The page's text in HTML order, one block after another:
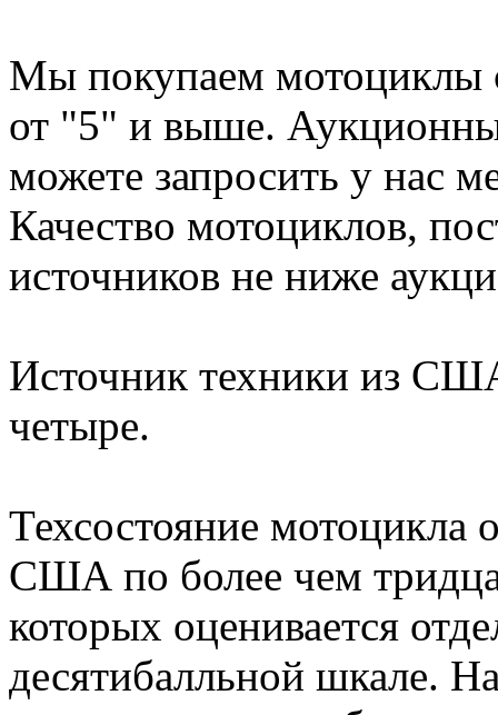
Мы покупаем мотоциклы
от "5" и выше.
можете запросить у нас
Качество мотоциклов,
источников не ниже
Источник техники из
четыре.
Техсостояние мотоцикла
США по более чем
которых оценивается
десятибалльной шкале.